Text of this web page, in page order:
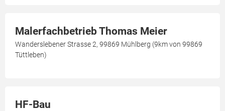
Malerfachbetrieb Thomas Meier
Wanderslebener Strasse 2, 99869 Mühlberg (9km von 99869
Tüttleben)
HF-Bau